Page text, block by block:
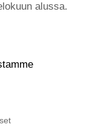
alussa.